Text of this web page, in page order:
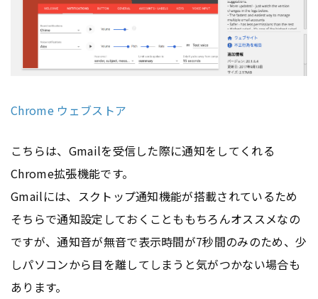
Chrome ウェブストア
こちらは、Gmailを受信した際に通知をしてくれる
Chrome拡張機能です。
Gmailには、スクトップ通知機能が搭載されているため
そちらで通知設定しておくことももちろんオススメなの
ですが、通知音が無音で表示時間が7秒間のみのため、少
しパソコンから目を離してしまうと気がつかない場合も
あります。